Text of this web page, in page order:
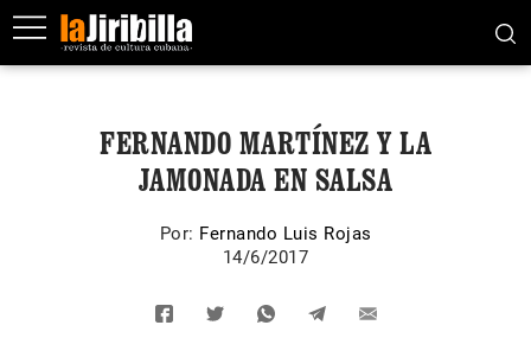
FERNANDO MARTÍNEZ Y LA
JAMONADA EN SALSA
Por: Fernando Luis Rojas
14/6/2017